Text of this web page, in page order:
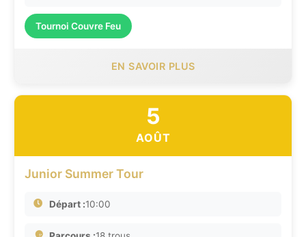
Tournoi Couvre Feu
EN SAVOIR PLUS
5
AOÛT
Junior Summer Tour
Départ :10:00